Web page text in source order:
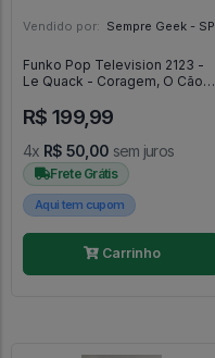
Vendido por: Sempre Geek - SP
Funko Pop Television 2123 -
Le Quack - Coragem, O Cão
R$ 199,99
4x R$ 50,00 sem juros
Frete Grátis
Aqui tem cupom
Carrinho